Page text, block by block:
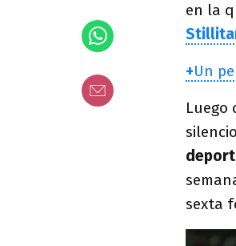
en la
+Un
Luego
sexta